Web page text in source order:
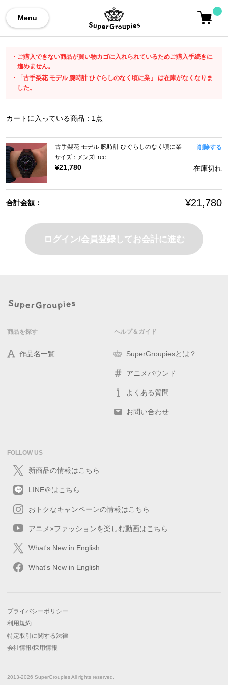
Menu
ご購入できない商品が買い物カゴに入れられているためご購入手続きに
進めません。
「古手梨花 モデル 腕時計 ひぐらしのなく頃に業」 は在庫がなくなりま
した。
カートに入っている商品： 1 点
古手梨花 モデル 腕時計 ひぐらしのなく頃に業
サイズ：メンズFree
¥21,780
削除する
在庫切れ
合計金額： ¥21,780
ログイン/会員登録してお会計に進む
商品を探す
作品名一覧
ヘルプ＆ガイド
SuperGroupiesとは？
アニメバウンド
よくある質問
お問い合わせ
FOLLOW US
新商品の情報はこちら
LINE＠はこちら
おトクなキャンペーンの情報はこちら
アニメ×ファッションを楽しむ動画はこちら
What's New in English
What's New in English
プライバシーポリシー
利用規約
特定取引に関する法律
会社情報/採用情報
2013-2026 SuperGroupies All rights reserved.